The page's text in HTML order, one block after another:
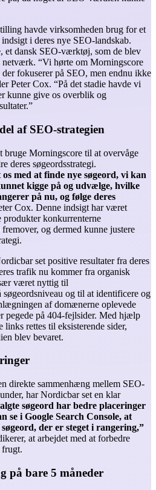
havde virksomheden brug for et
i deres nye SEO-landskab.
et dansk SEO-værktøj, som de blev
netværk. “Vi hørte om Morningscore
fokuserer på SEO, men endnu ikke
Peter Cox. “På det stadie havde vi
kunne give os overblik og
af SEO-strategien
bruge Morningscore til at overvåge
deres søgeordsstrategi.
med at finde nye søgeord, vi kan
kigge på og udvælge, hvilke
på nu, og følge deres
Cox. Denne indsigt har været
konkurrenterne
og dermed kunne justere
set positive resultater fra deres
trafik nu kommer fra organisk
været nyttig til
og til at identificere og
af domænerne oplevede
pegede på 404-fejlsider. Med hjælp
rettes til eksisterende sider,
blev bevaret.
direkte sammenhæng mellem SEO-
har Nordicbar set en klar
søgeord har bedre placeringer
se i Google Search Console, at
der er steget i rangering,”
at arbejdet med at forbedre
frugt.
på bare 5 måneder